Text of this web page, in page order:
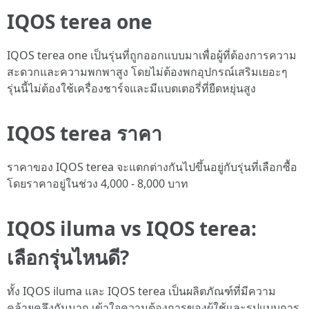
IQOS terea one
IQOS terea one เป็นรุ่นที่ถูกออกแบบมาเพื่อผู้ที่ต้องการความ
สะดวกและความพกพาสูง โดยไม่ต้องพกอุปกรณ์เสริมเยอะๆ
รุ่นนี้ไม่ต้องใช้เครื่องชาร์จและมีแบตเตอรี่ที่ยืดหยุ่นสูง
IQOS terea ราคา
ราคาของ IQOS terea จะแตกต่างกันไปขึ้นอยู่กับรุ่นที่เลือกซื้อ
โดยราคาอยู่ในช่วง 4,000 - 8,000 บาท
IQOS iluma vs IQOS terea:
เลือกรุ่นไหนดี?
ทั้ง IQOS iluma และ IQOS terea เป็นผลิตภัณฑ์ที่มีความ